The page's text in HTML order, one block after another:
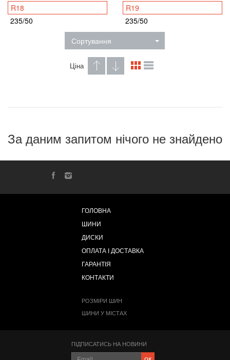
R18
235/50
R19
235/50
Сортування
Ціна
За даним запитом нічого не знайдено
ГОЛОВНА
ШИНИ
ДИСКИ
ОПЛАТА І ДОСТАВКА
ГАРАНТІЯ
КОНТАКТИ
РОЗМІРИ ШИН
ШИНИ У МІСТАХ
ПІДПИСАТИСЬ НА НОВИНИ
ок